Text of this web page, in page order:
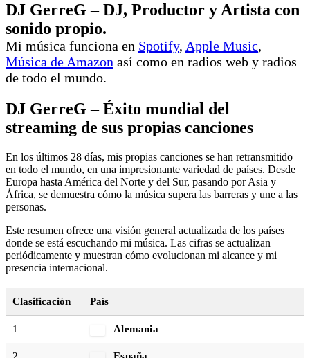
DJ GerreG – DJ, Productor y Artista con
sonido propio.
Mi música funciona en Spotify, Apple Music,
Música de Amazon así como en radios web y radios
de todo el mundo.
DJ GerreG – Éxito mundial del
streaming de sus propias canciones
En los últimos 28 días, mis propias canciones se han retransmitido
en todo el mundo, en una impresionante variedad de países. Desde
Europa hasta América del Norte y del Sur, pasando por Asia y
África, se demuestra cómo la música supera las barreras y une a las
personas.
Este resumen ofrece una visión general actualizada de los países
donde se está escuchando mi música. Las cifras se actualizan
periódicamente y muestran cómo evolucionan mi alcance y mi
presencia internacional.
Clasificación País
1 Alemania